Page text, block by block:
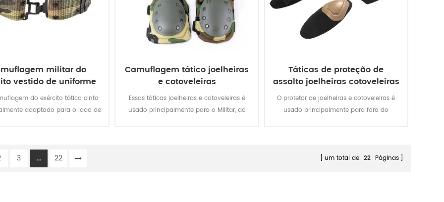
militar do
vestido de uniforme
correia
do exército tático cinto
adaptado para o lado de
Camuflagem tático joelheiras
e cotoveleiras
Essas táticas joelheiras e cotoveleiras é
usado principalmente para o Militar, do
Táticas de proteção de
assalto joelheiras cotoveleiras
O protetor de joelheiras e cotoveleiras é
usado principalmente para fora do
3 ... 22 um total de 22 Páginas